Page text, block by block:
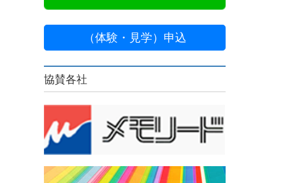
（体験・見学）申込
協賛各社